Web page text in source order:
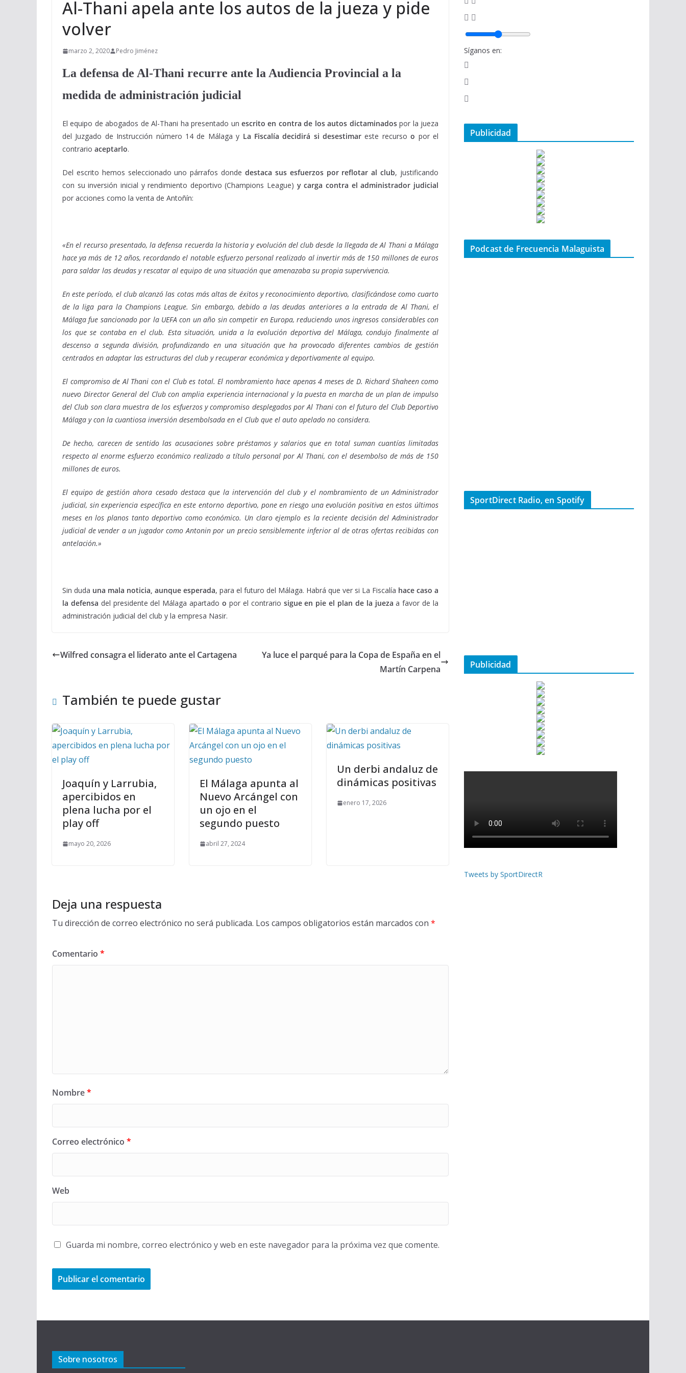
Al-Thani apela ante los autos de la jueza y pide
volver
marzo 2, 2020 Pedro Jiménez
La defensa de Al-Thani recurre ante la Audiencia Provincial a la
medida de administración judicial
El equipo de abogados de Al-Thani ha presentado un escrito en contra de los autos dictaminadospor la jueza
del Juzgado de Instrucción número 14 de Málaga y La Fiscalía decidirá si desestimar este recursoo por el
contrario aceptarlo.
Del escrito hemos seleccionado uno párrafos donde destaca sus esfuerzos por reflotar al club, justificando
con su inversión inicial y rendimiento deportivo (Champions League) y carga contra el administrador judicial
por acciones como la venta de Antoñín:
«En el recurso presentado, la defensa recuerda la historia y evolución del club desde la llegada de Al Thani a Málaga
hace ya más de 12 años, recordando el notable esfuerzo personal realizado al invertir más de 150 millones de euros
para saldar las deudas y rescatar al equipo de una situación que amenazaba su propia supervivencia.
En este período, el club alcanzó las cotas más altas de éxitos y reconocimiento deportivo, clasificándose como cuarto
de la liga para la Champions League. Sin embargo, debido a las deudas anteriores a la entrada de Al Thani, el
Málaga fue sancionado por la UEFA con un año sin competir en Europa, reduciendo unos ingresos considerables con
los que se contaba en el club. Esta situación, unida a la evolución deportiva del Málaga, condujo finalmente al
descenso a segunda división, profundizando en una situación que ha provocado diferentes cambios de gestión
centrados en adaptar las estructuras del club y recuperar económica y deportivamente al equipo.
El compromiso de Al Thani con el Club es total. El nombramiento hace apenas 4 meses de D. Richard Shaheen como
nuevo Director General del Club con amplia experiencia internacional y la puesta en marcha de un plan de impulso
del Club son clara muestra de los esfuerzos y compromiso desplegados por Al Thani con el futuro del Club Deportivo
Málaga y con la cuantiosa inversión desembolsada en el Club que el auto apelado no considera.
De hecho, carecen de sentido las acusaciones sobre préstamos y salarios que en total suman cuantías limitadas
respecto al enorme esfuerzo económico realizado a título personal por Al Thani, con el desembolso de más de 150
millones de euros.
El equipo de gestión ahora cesado destaca que la intervención del club y el nombramiento de un Administrador
judicial, sin experiencia específica en este entorno deportivo, pone en riesgo una evolución positiva en estos últimos
meses en los planos tanto deportivo como económico. Un claro ejemplo es la reciente decisión del Administrador
judicial de vender a un jugador como Antonin por un precio sensiblemente inferior al de otras ofertas recibidas con
antelación.»
Sin duda una mala noticia, aunque esperada, para el futuro del Málaga. Habrá que ver si La Fiscalía hace caso a
la defensa del presidente del Málaga apartadoo por el contrario sigue en pie el plan de la jueza a favor de la
administración judicial del club y la empresa Nasir.
Wilfred consagra el liderato ante el Cartagena
Ya luce el parqué para la Copa de España en el
Martín Carpena
También te puede gustar
Joaquín y Larrubia,
apercibidos en
plena lucha por el
play off
mayo 20, 2026
El Málaga apunta al
Nuevo Arcángel con
un ojo en el
segundo puesto
abril 27, 2024
Un derbi andaluz de
dinámicas positivas
enero 17, 2026
Deja una respuesta
Tu dirección de correo electrónico no será publicada. Los campos obligatorios están marcados con *
Comentario *
Nombre*
Correo electrónico *
Web
Guarda mi nombre, correo electrónico y web en este navegador para la próxima vez que comente.
Síganos en:
Publicidad
Podcast de Frecuencia Malaguista
SportDirect Radio, en Spotify
Publicidad
Tweets by SportDirectR
Sobre nosotros